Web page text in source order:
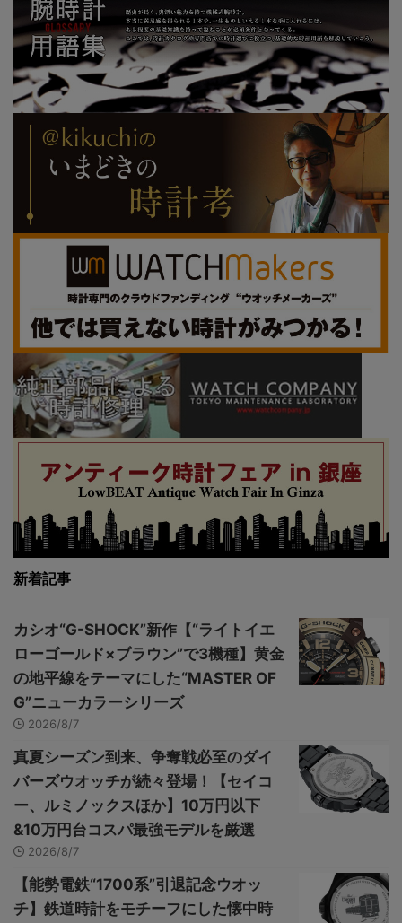
新着記事
カシオ“G-SHOCK”新作【“ライトイエ
ローゴールド×ブラウン”で3機種】黄金
の地平線をテーマにした“MASTER OF
G”ニューカラーシリーズ
2026/8/7
真夏シーズン到来、争奪戦必至のダイ
バーズウオッチが続々登場！【セイコ
ー、ルミノックスほか】10万円以下
&10万円台コスパ最強モデルを厳選
2026/8/7
【能勢電鉄“1700系”引退記念ウオッ
チ】鉄道時計をモチーフにした懐中時